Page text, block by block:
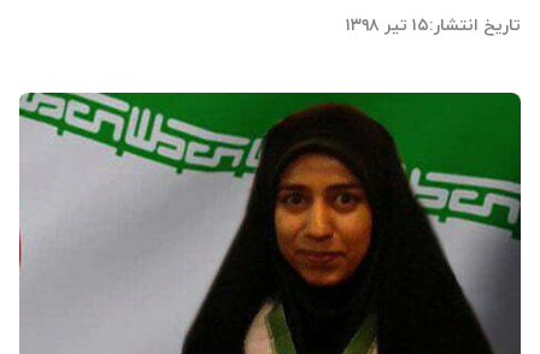
تاریخ انتشار:۱۵ تیر ۱۳۹۸